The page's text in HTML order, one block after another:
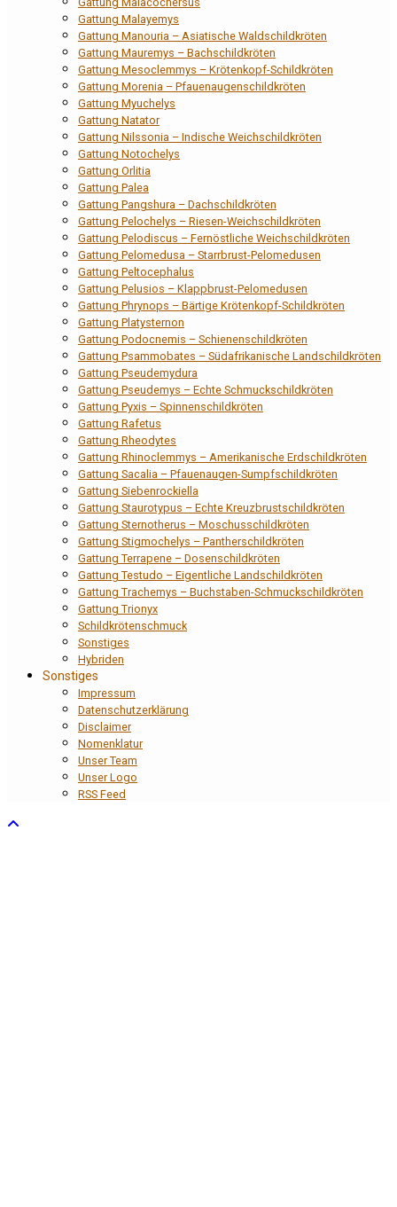
Gattung Malayemys
Gattung Manouria – Asiatische Waldschildkröten
Gattung Mauremys – Bachschildkröten
Gattung Mesoclemmys – Krötenkopf-Schildkröten
Gattung Morenia – Pfauenaugenschildkröten
Gattung Myuchelys
Gattung Natator
Gattung Nilssonia – Indische Weichschildkröten
Gattung Notochelys
Gattung Orlitia
Gattung Palea
Gattung Pangshura – Dachschildkröten
Gattung Pelochelys – Riesen-Weichschildkröten
Gattung Pelodiscus – Fernöstliche Weichschildkröten
Gattung Pelomedusa – Starrbrust-Pelomedusen
Gattung Peltocephalus
Gattung Pelusios – Klappbrust-Pelomedusen
Gattung Phrynops – Bärtige Krötenkopf-Schildkröten
Gattung Platysternon
Gattung Podocnemis – Schienenschildkröten
Gattung Psammobates – Südafrikanische Landschildkröten
Gattung Pseudemydura
Gattung Pseudemys – Echte Schmuckschildkröten
Gattung Pyxis – Spinnenschildkröten
Gattung Rafetus
Gattung Rheodytes
Gattung Rhinoclemmys – Amerikanische Erdschildkröten
Gattung Sacalia – Pfauenaugen-Sumpfschildkröten
Gattung Siebenrockiella
Gattung Staurotypus – Echte Kreuzbrustschildkröten
Gattung Sternotherus – Moschusschildkröten
Gattung Stigmochelys – Pantherschildkröten
Gattung Terrapene – Dosenschildkröten
Gattung Testudo – Eigentliche Landschildkröten
Gattung Trachemys – Buchstaben-Schmuckschildkröten
Gattung Trionyx
Schildkrötenschmuck
Sonstiges
Hybriden
Sonstiges
Impressum
Datenschutzerklärung
Disclaimer
Nomenklatur
Unser Team
Unser Logo
RSS Feed